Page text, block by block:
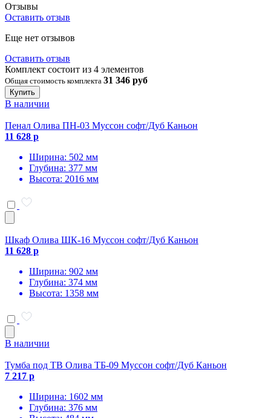
Отзывы
Оставить отзыв
Еще нет отзывов
Оставить отзыв
Комплект состоит из 4 элементов
Общая стоимость комплекта 31 346 руб
Купить
В наличии
Пенал Олива ПН-03 Муссон софт/Дуб Каньон
11 628 р
Ширина: 502 мм
Глубина: 377 мм
Высота: 2016 мм
Шкаф Олива ШК-16 Муссон софт/Дуб Каньон
11 628 р
Ширина: 902 мм
Глубина: 374 мм
Высота: 1358 мм
В наличии
Тумба под ТВ Олива ТБ-09 Муссон софт/Дуб Каньон
7 217 р
Ширина: 1602 мм
Глубина: 376 мм